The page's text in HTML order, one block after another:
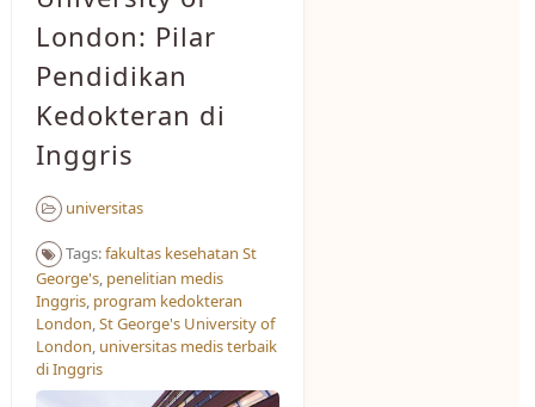
Mahjong Ways 2
Slot Kamboja
Slot Thailand
London: Pilar
Pendidikan
Kedokteran di
Inggris
universitas
Tags:fakultas kesehatan St
George's, penelitian medis
Inggris, program kedokteran
London,St George's University of
London, universitas medis terbaik
di Inggris